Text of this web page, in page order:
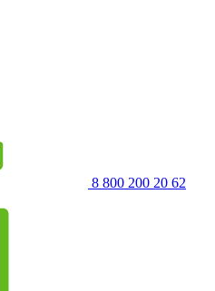
8 800 200 20 62